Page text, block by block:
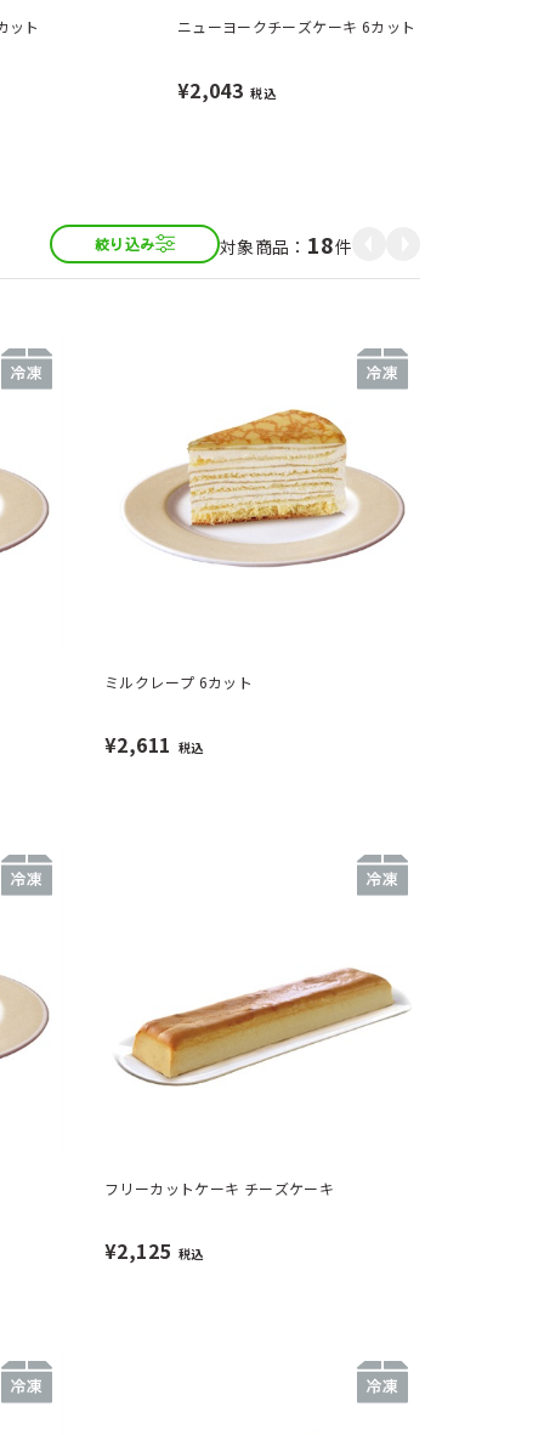
ット ニューヨークチーズケーキ 6カット
¥2,043 税込
絞り込み 18件
ミルクレープ 6カット
¥2,611 税込
フリーカットケーキ チーズケーキ
¥2,125 税込